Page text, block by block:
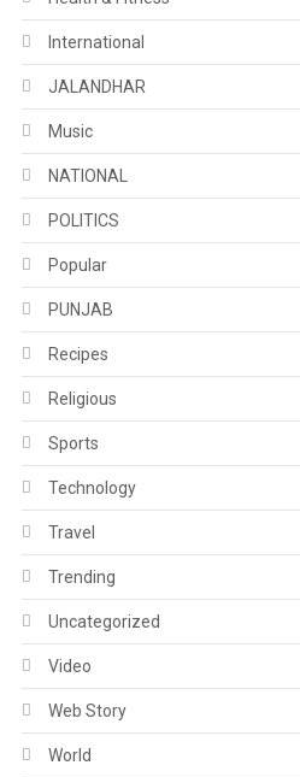
International
JALANDHAR
Music
NATIONAL
POLITICS
Popular
PUNJAB
Recipes
Religious
Sports
Technology
Travel
Trending
Uncategorized
Video
Web Story
World